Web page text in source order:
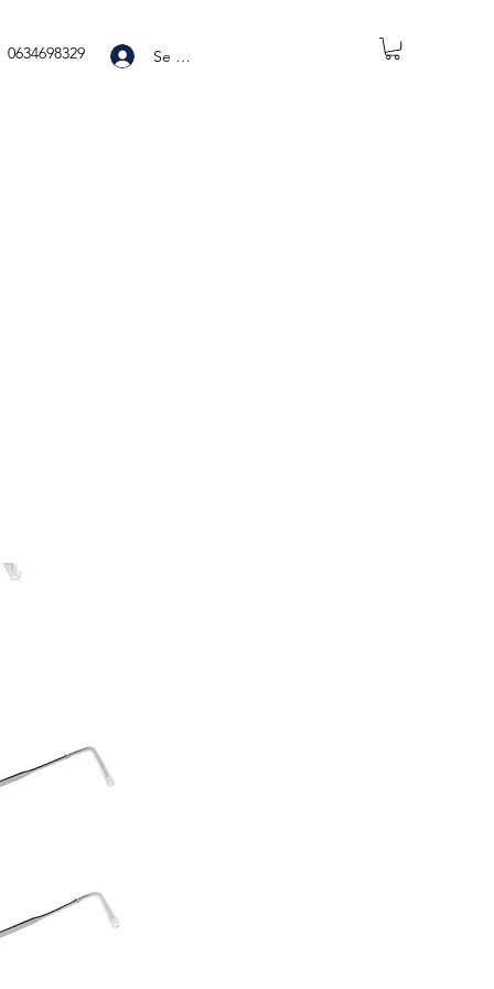
0634698329 Se connecter